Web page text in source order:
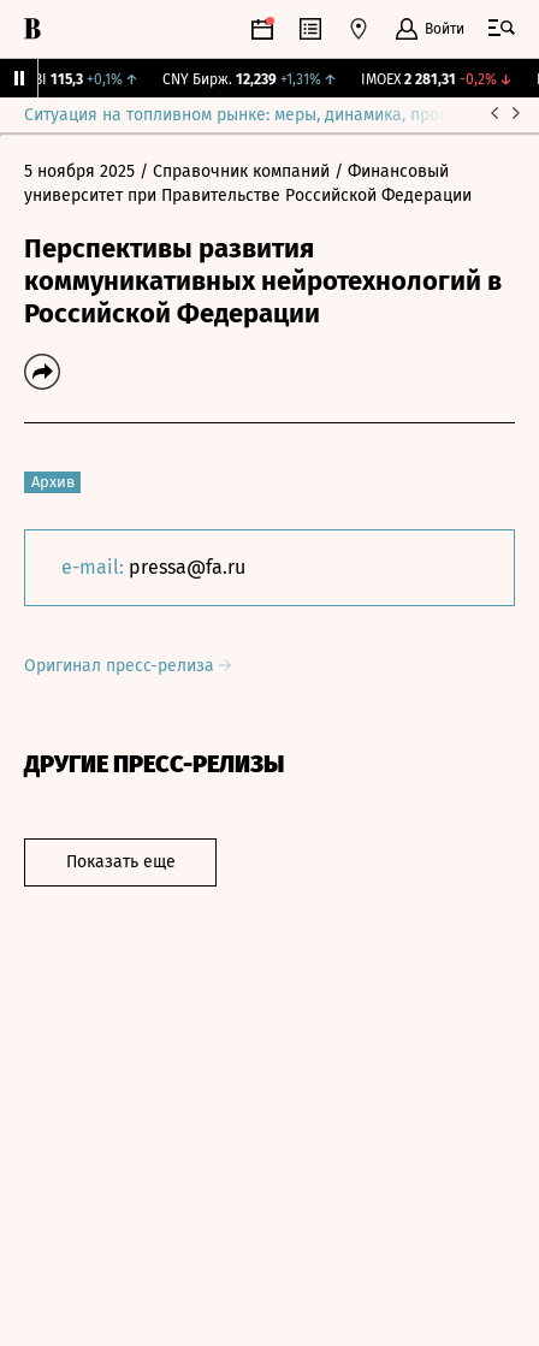
Войти
115,3 +0,1% ↑ CNY Бирж. 12,239 +1,31% ↑ IMOEX 2 281,31 -0,2%↓
Ситуация на топливном рынке: меры, динамика, прогнозы
5 ноября 2025 / Справочник компаний / Финансовый
университет при Правительстве Российской Федерации
Перспективы развития
коммуникативных нейротехнологий в
Российской Федерации
Архив
e-mail: pressa@fa.ru
Оригинал пресс-релиза
ДРУГИЕ ПРЕСС-РЕЛИЗЫ
Показать еще